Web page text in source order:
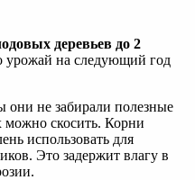
деревьев до 2
урожай на следующий год
они не забирали полезные
можно скосить. Корни
использовать для
Это задержит влагу в